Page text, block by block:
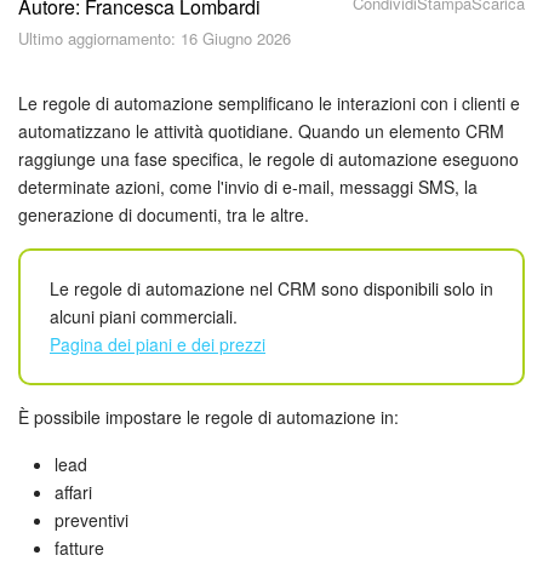
Piani e pagamento
Come iniziare?
CoPilot: IA in Bitrix24
Feed
Messenger
Calendario
Bitrix24 Drive
Webmail
Autore: Francesca Lombardi
Ultimo aggiornamento: 16 Giugno 2026
Le regole di automazione semplificano le interazioni con i clienti e
automatizzano le attività quotidiane. Quando un elemento CRM
raggiunge una fase specifica, le regole di automazione eseguono
determinate azioni, come l'invio di e-mail, messaggi SMS, la
generazione di documenti, tra le altre.
Le regole di automazione nel CRM sono disponibili solo in
alcuni piani commerciali.
Pagina dei piani e dei prezzi
È possibile impostare le regole di automazione in:
lead
affari
preventivi
fatture